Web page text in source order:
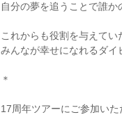
自分の夢を追うことで誰か
これからも役割を与えてい
みんなが幸せになれるダイ
＊
17周年ツアーにご参加い